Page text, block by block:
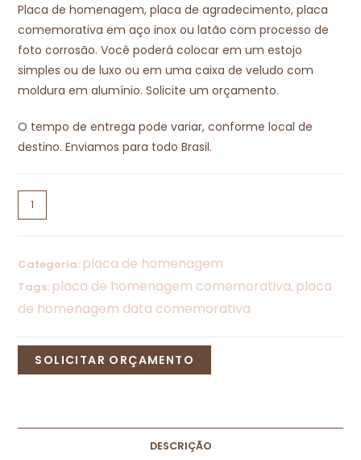
Placa de homenagem, placa de agradecimento, placa
comemorativa em aço inox ou latão com processo de
foto corrosão. Você poderá colocar em um estojo
simples ou de luxo ou em uma caixa de veludo com
moldura em alumínio. Solicite um orçamento.
O tempo de entrega pode variar, conforme local de
destino. Enviamos para todo Brasil.
Categoria: placa de homenagem
Tags: placa de homenagem comemorativa, placa
de homenagem data comemorativa
SOLICITAR ORÇAMENTO
DESCRIÇÃO